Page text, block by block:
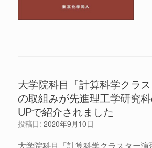
大学院科目「計算科学クラス
の取組みが先進理工学研究
UPで紹介されました
投稿日: 2020年9月10日